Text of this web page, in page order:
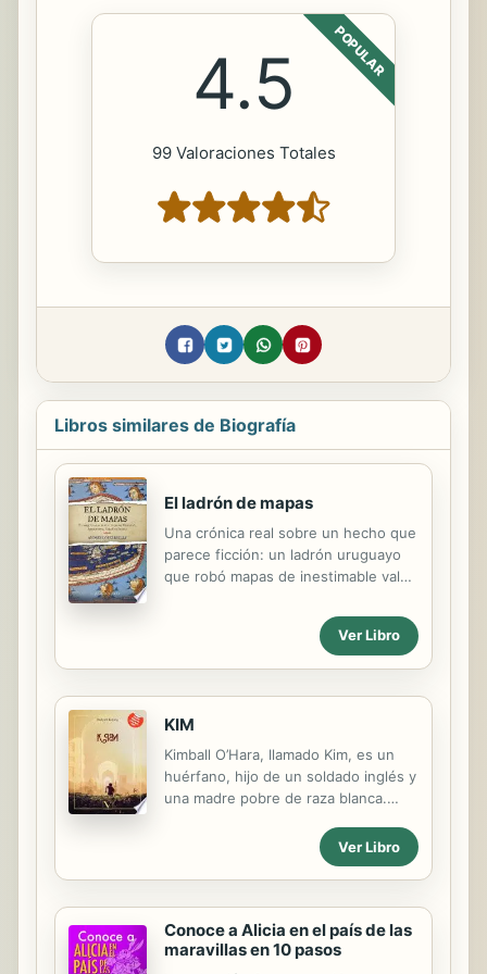
POPULAR
4.5
99 Valoraciones Totales
Libros similares de Biografía
El ladrón de mapas
Una crónica real sobre un hecho que
parece ficción: un ladrón uruguayo
que robó mapas de inestimable valor,
especializada en el tráfico de obras
de arte. Una trincheta escondida en
un robo de mapas incunables -
impresos entre 1453 y 1500- de
inestimable valor. El monto del
atropello en la Biblioteca Nacional de
precedentes en que se concretó
destaparon una red delictiva con
ramificaciones en varios continentes
Ver Libro
KIM
Kimball O’Hara, llamado Kim, es un
huérfano, hijo de un soldado inglés y
una madre pobre de raza blanca.
mandados en las calles de Lahore,
durante el período de la India
colonial. Ocasionalmente trabaja para
Mahbub Ali, un comerciante de
caballos y también un agente del
servicio secreto británico, institución
Ver Libro
Conoce a Alicia en el país de las
maravillas en 10 pasos